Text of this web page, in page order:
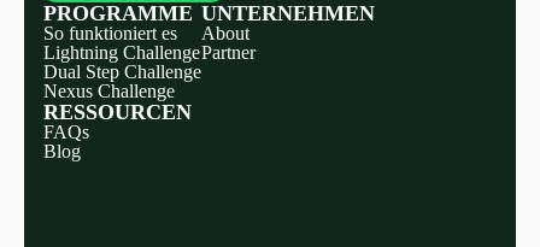
PROGRAMME
So funktioniert es
Lightning Challenge
Dual Step Challenge
Nexus Challenge
UNTERNEHMEN
About
Partner
RESSOURCEN
FAQs
Blog